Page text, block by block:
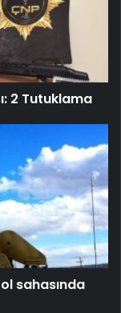
2 Tutuklama
sahasında